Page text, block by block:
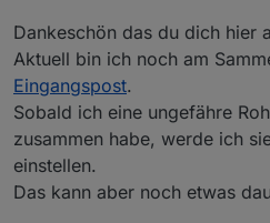
meinem Level
abgedeckt.
Ich schreibe selber auch
abändern, das Leute die
etwas zu tun hatten es
einfach, weil für einen
und einfach.
So, wo gibet schon was
Dankeschön das du dich hier
Aktuell bin ich noch am
Eingangspost.
Sobald ich eine ungefähre
zusammen habe, werde ich
einstellen.
Das kann aber noch etwas